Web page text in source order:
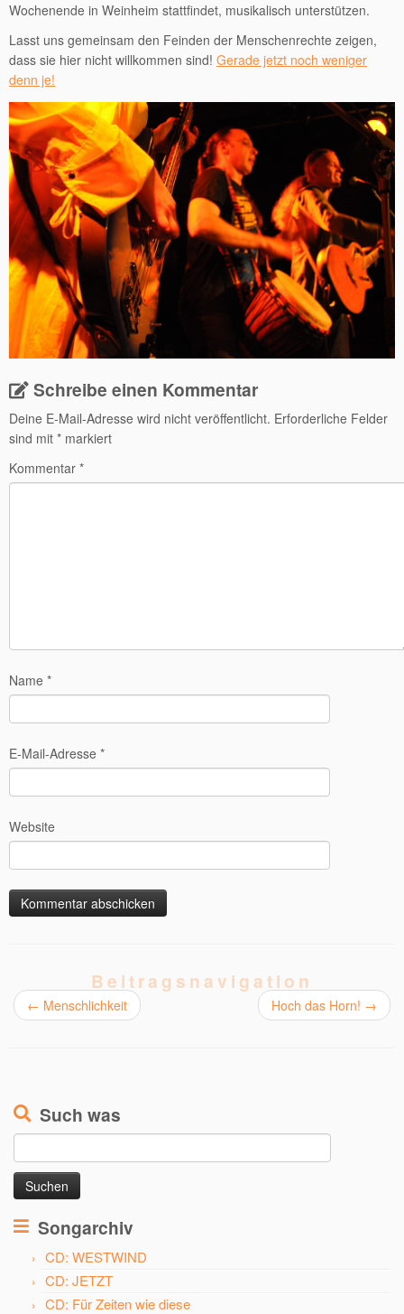
Wochenende in Weinheim stattfindet, musikalisch unterstützen.
Lasst uns gemeinsam den Feinden der Menschenrechte zeigen,
dass sie hier nicht willkommen sind! Gerade jetzt noch weniger
denn je!
Schreibe einen Kommentar
Deine E-Mail-Adresse wird nicht veröffentlicht. Erforderliche Felder
sind mit * markiert
Kommentar *
Name *
E-Mail-Adresse *
Website
Beitragsnavigation
← Menschlichkeit Hoch das Horn! →
Such was
Suchen
nach:
Songarchiv
CD: WESTWIND
CD: JETZT
CD: Für Zeiten wie diese